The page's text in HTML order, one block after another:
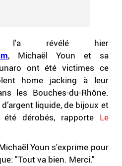
l'a révélé hier
, Michaël Youn et sa
ont été victimes ce
home jacking à leur
les Bouches-du-Rhône.
liquide, de bijoux et
dérobés, rapporteLe
Youn s'exprime pour
"Tout va bien. Merci."